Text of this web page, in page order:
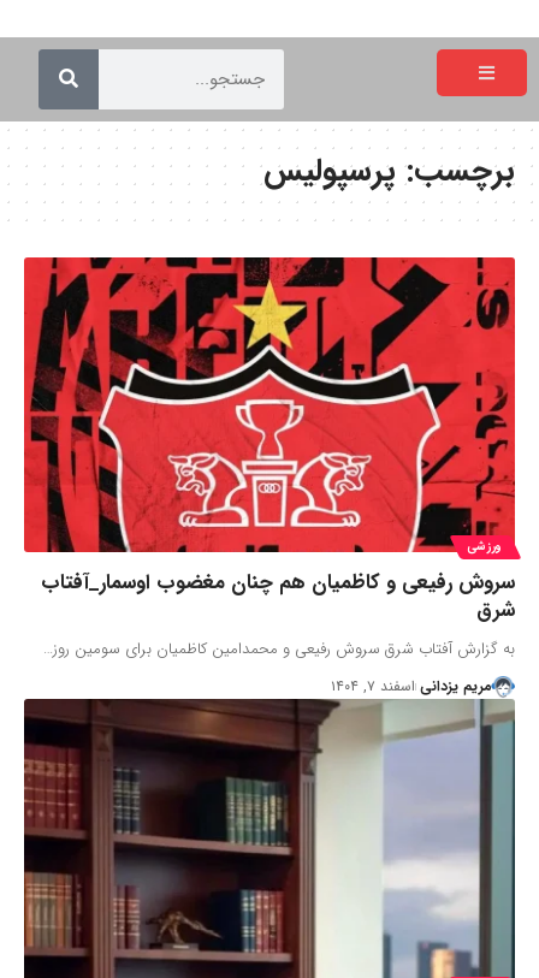
برچسب:پرسپولیس
ورزشی
سروش رفیعی و کاظمیان هم چنان مغضوب اوسمار_آفتاب
شرق
به گزارش آفتاب شرق سروش رفیعی و محمدامین کاظمیان برای سومین روز…
مریم یزدانی اسفند ۷, ۱۴۰۴